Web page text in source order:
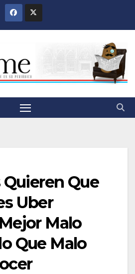
Quieren Que
Uber
Malo
Que Malo